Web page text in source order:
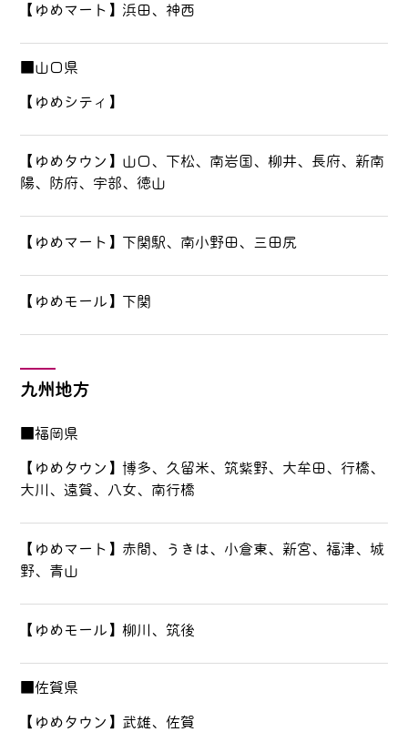
【ゆめマート】浜田、神西
■山口県
【ゆめシティ】
【ゆめタウン】山口、下松、南岩国、柳井、長府、新南
陽、防府、宇部、徳山
【ゆめマート】下関駅、南小野田、三田尻
【ゆめモール】下関
九州地方
■福岡県
【ゆめタウン】博多、久留米、筑紫野、大牟田、行橋、
大川、遠賀、八女、南行橋
【ゆめマート】赤間、うきは、小倉東、新宮、福津、城
野、青山
【ゆめモール】柳川、筑後
■佐賀県
【ゆめタウン】武雄、佐賀